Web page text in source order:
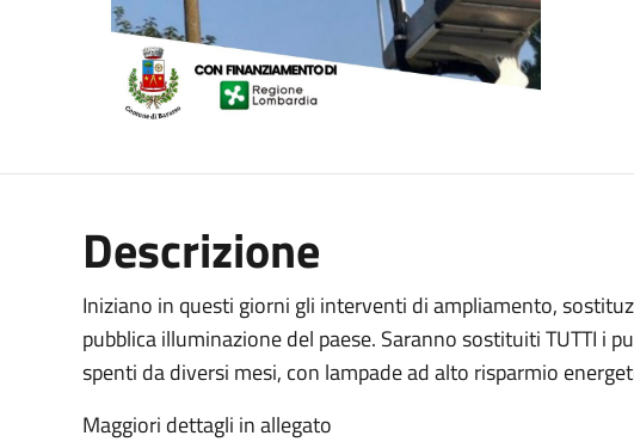
Descrizione
Iniziano in questi giorni gli interventi di ampliamento,
pubblica illuminazione del paese. Saranno sostituiti TUTTI i
spenti da diversi mesi, con lampade ad alto risparmio
Maggiori dettagli in allegato